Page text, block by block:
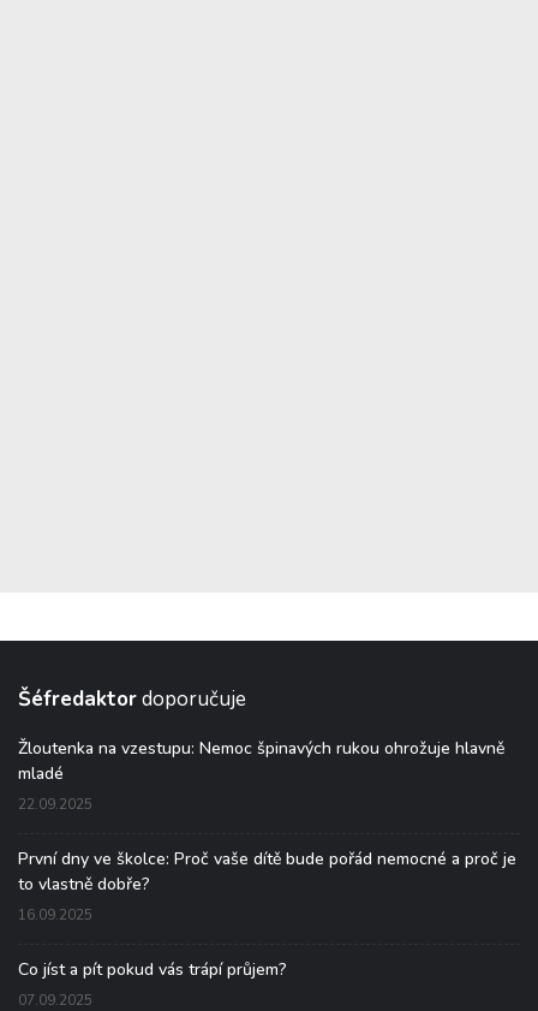
Šéfredaktordoporučuje
Žloutenka na vzestupu: Nemoc špinavých rukou ohrožuje hlavně
mladé
22.09.2025
První dny ve školce: Proč vaše dítě bude pořád nemocné a proč je
to vlastně dobře?
16.09.2025
Co jíst a pít pokud vás trápí průjem?
07.09.2025